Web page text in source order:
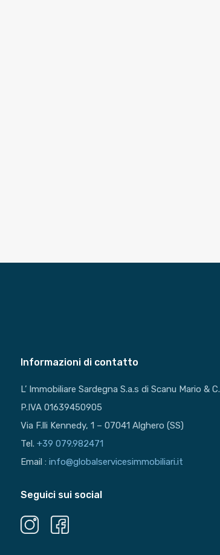
Informazioni di contatto
L’ Immobiliare Sardegna S.a.s di Scanu Mario & C.
P.IVA 01639450905
Via F.lli Kennedy, 1 – 07041 Alghero (SS)
Tel.+39 079.982471
Email :info@globalservicesimmobiliari.it
Seguici sui social